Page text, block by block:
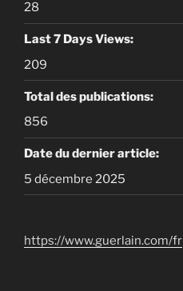
28
Last 7 Days Views:
209
Total des publications:
856
Date du dernier article:
5 décembre 2025
https://www.guerlain.com/fr